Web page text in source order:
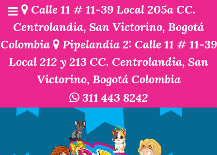
Calle 11 # 11-39 Local 205a CC.
Centrolandia, San Victorino, Bogotá
Colombia
Pipelandia 2: Calle 11 # 11-39
Local 212 y 213 CC. Centrolandia, San
Victorino, Bogotá Colombia
311 443 8242